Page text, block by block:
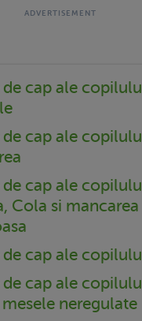
de cap ale
de cap ale
de cap ale
Cola si mancarea
de cap ale
de cap ale
mesele neregulate